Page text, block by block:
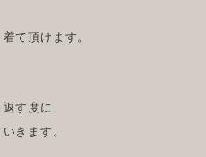
て頂けます。
す度に
きます。